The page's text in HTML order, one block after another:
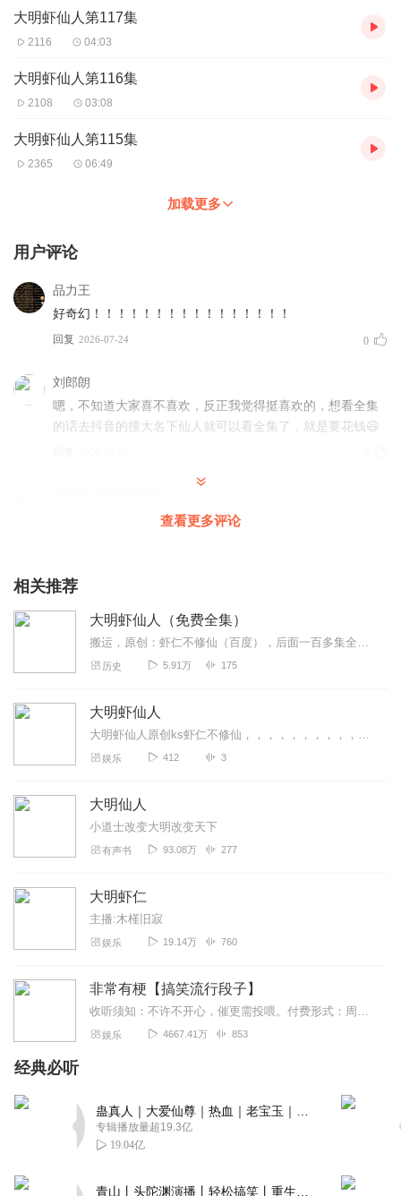
大明虾仙人第117集
2116 04:03
大明虾仙人第116集
2108 03:08
大明虾仙人第115集
2365 06:49
加载更多
用户评论
品力王
好奇幻！！！！！！！！！！！！！！！！
回复 2026-07-24 0
刘郎朗
嗯，不知道大家喜不喜欢，反正我觉得挺喜欢的，想看全集
的话去抖音的搜大名下仙人就可以看全集了，就是要花钱😆
可以可以可以可以可以可以
开朗的网友的终结者
非常不错，代入感很强
2025-12-29
好是好，怎么没有更新了？？？？？还更新吗？？
2025-11-17
好好好好好好好好好好
2025-07-26
激动人心 扣人心弦 6666666
2025-07-21
查看更多评论
相关推荐
大明虾仙人（免费全集）
搬运，原创：虾仁不修仙（百度），后面一百多集全是付费的，主播给你们免费播，如果无意外的话，每日更一集，时间多的话会爆更，156集往后会减慢更新速度，点点关注，谢...
历史 5.91万 175
大明虾仙人
大明虾仙人原创ks虾仁不修仙，，，，，，，，，，，，，，，，
娱乐 412 3
大明仙人
小道士改变大明改变天下
有声书 93.08万 277
大明虾仁
主播:木槿旧寂
娱乐 19.14万 760
非常有梗【搞笑流行段子】
收听须知：不许不开心，催更需投喂。付费形式：周一付费更新，周四免费更新。不定期加更。会员免费听，或单期2.99元订购听（二选一即可）！本节目由喜马拉雅独家出品说...
娱乐 4667.41万 853
经典必听
专辑播放量超19.3亿
19.04亿